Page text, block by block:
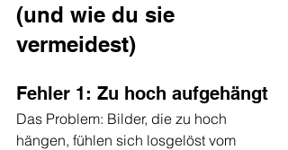
(und wie du sie
vermeidest)
Fehler 1: Zu hoch aufgehängt
Das Problem: Bilder, die zu hoch
hängen, fühlen sich losgelöst vom